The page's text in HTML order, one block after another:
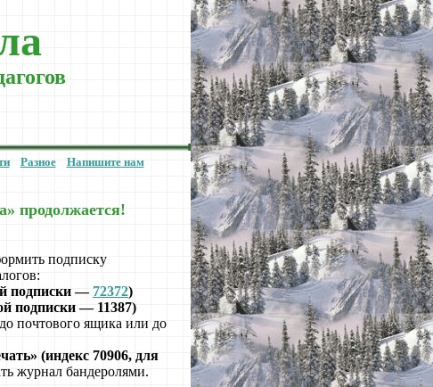
Разное Напишите нам
продолжается!
подписку
подписки —72372)
подписки — 11387)
почтового ящика или до
(индекс 70906, для
журнал бандеролями.